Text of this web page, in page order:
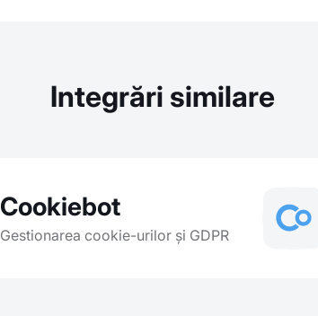
Integrări similare
Cookiebot
Gestionarea cookie-urilor și GDPR